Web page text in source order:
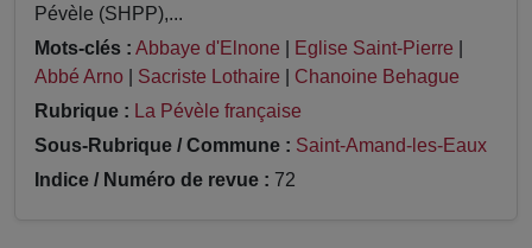
Pévèle (SHPP),...
Mots-clés : Abbaye d'Elnone Eglise Saint-Pierre
Abbé Arno
Sacriste Lothaire
Chanoine Behague
Rubrique : La Pévèle française
Sous-Rubrique / Commune : Saint-Amand-les-Eaux
Indice / Numéro de revue : 72